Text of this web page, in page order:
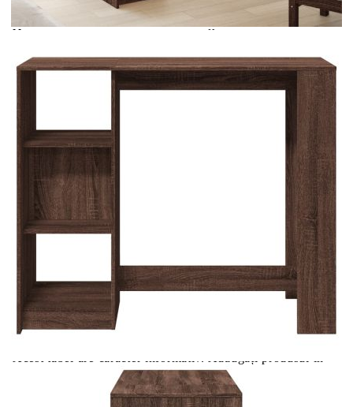
Материал:
Инженерно дърво
Общи размери:
124 x 46 x 103,5 см (Ш x Д
x В)
Обща товароносимост:
80 кг
Максимална товароносимост на всеки
Брой отделения за съхранение:
Купи на изплащане
Credit calculator
Бар маса с рафтове кафяв дъб 124x46x103,5 см
инженерно дърво
Please select credit institution
Extraction of information from credit institutions
Предоставената таблица е с информационна цел.
Добавете продукта в количката си с бутона "Добави в
количката" и при поръчка ще можете да изберете броя
вноски на кредита.
coșul de cumpărături unde veți putea selecta detaliile
cererii de creditare.